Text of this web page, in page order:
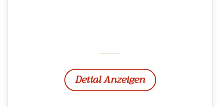
Detial Anzeigen